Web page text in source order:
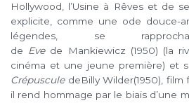
Hollywood, l’Usine à Rêves et de
explicite, comme une ode douce-
légendes, se
de Evede Mankiewicz (1950) (la
cinéma et une jeune première) et
CrépusculedeBilly Wilder(1950),
il rend hommage par le biais d’une